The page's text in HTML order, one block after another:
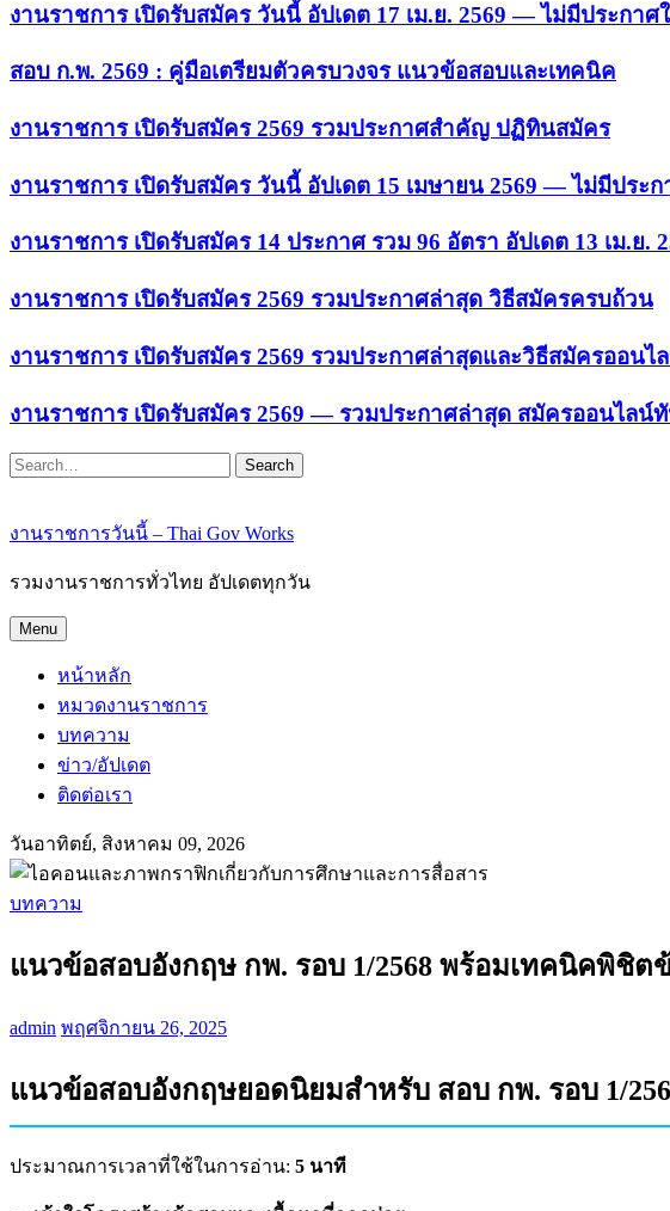
งานราชการ เปิดรับสมัคร วันนี้ อัปเดต 17 เม.ย. 2569 — ไม่มีประกา
สอบ ก.พ. 2569 : คู่มือเตรียมตัวครบวงจร แนวข้อสอบและเทคนิค
งานราชการ เปิดรับสมัคร 2569 รวมประกาศสำคัญ ปฏิทินสมัคร
งานราชการ เปิดรับสมัคร วันนี้ อัปเดต 15 เมษายน 2569 — ไม่มีประก
งานราชการ เปิดรับสมัคร 14 ประกาศ รวม 96 อัตรา อัปเดต 13 เม.ย.
งานราชการ เปิดรับสมัคร 2569 รวมประกาศล่าสุด วิธีสมัครครบถ้วน
งานราชการ เปิดรับสมัคร 2569 รวมประกาศล่าสุดและวิธีสมัครออนไ
งานราชการ เปิดรับสมัคร 2569 — รวมประกาศล่าสุด สมัครออนไลน์
Search
งานราชการวันนี้ – Thai Gov Works
รวมงานราชการทั่วไทย อัปเดตทุกวัน
Menu
หน้าหลัก
หมวดงานราชการ
บทความ
ข่าว/อัปเดต
ติดต่อเรา
วันอาทิตย์, สิงหาคม 09, 2026
บทความ
แนวข้อสอบอังกฤษ กพ. รอบ 1/2568 พร้อมเทคนิคพิชิต
admin พฤศจิกายน 26, 2025
แนวข้อสอบอังกฤษยอดนิยมสำหรับ สอบ กพ. รอบ 1/
ประมาณการเวลาที่ใช้ในการอ่าน: 5 นาที